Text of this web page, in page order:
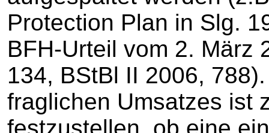
Protection Plan in Slg.
BFH-Urteil vom 2. März
134, BStBl II 2006,
fraglichen Umsatzes ist